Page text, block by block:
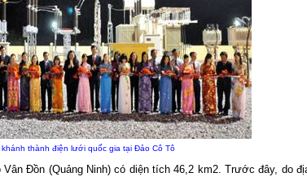
khánh thành điện lưới quốc gia tại Đảo Cô Tô
Đồn (Quảng Ninh) có diện tích 46,2 km2. Trước đây, do